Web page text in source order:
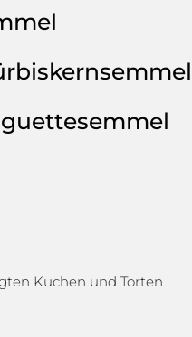
Kuchen und Torten